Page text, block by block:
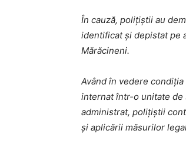
În cauză, polițiștii au
identificat și depistat pe
Mărăcineni.
Având în vedere
internat într-o unitate de
administrat, polițiștii
și aplicării măsurilor